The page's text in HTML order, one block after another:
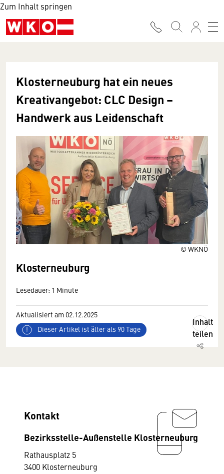
Zum Inhalt springen
© WKNÖ
Klosterneuburg hat ein neues
Kreativangebot: CLC Design –
Handwerk aus Leidenschaft
Klosterneuburg
Lesedauer: 1 Minute
Aktualisiert am 02.12.2025
Dieser Artikel ist älter als 90 Tage
Inhalt
teilen
Kontakt
Bezirksstelle-Außenstelle Klosterneuburg
Rathausplatz 5
3400 Klosterneuburg